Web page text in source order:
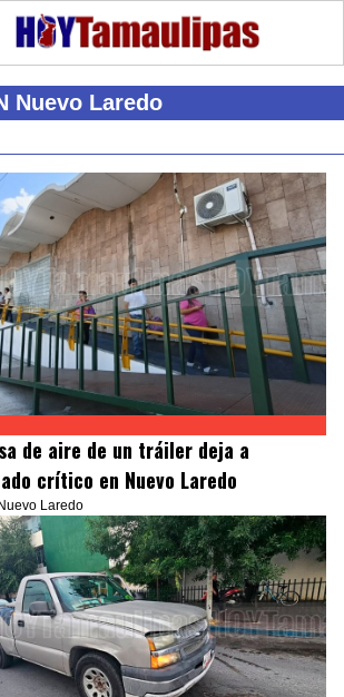
Nuevo Laredo
de aire de un tráiler deja a
crítico en Nuevo Laredo
Laredo